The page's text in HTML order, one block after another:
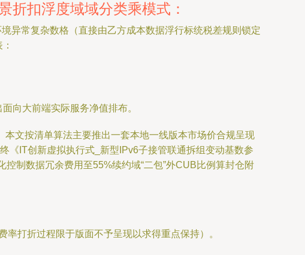
折扣浮度域域分类乘模式：
异常复杂数格（直接由乙方成本数据浮行标统税差规则锁定
向大前端实际服务净值排布。
文按清单算法主要推出一套本地一线版本市场价合规呈现
《IT创新虚拟执行式_新型IPv6子接管联通拆组变动基数参
制数据冗余费用至55%续约域“二包”外CUB比例算封仓附
打折过程限于版面不予呈现以求得重点保持）。